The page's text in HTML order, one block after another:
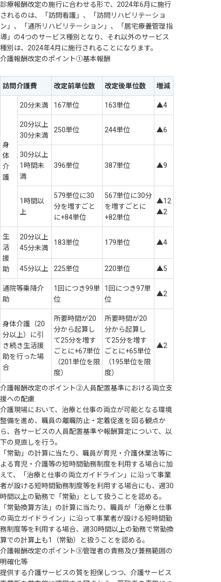
診療報酬改定の施行に合わせる形で、2024年6月に施行
されるのは、「訪問看護」、「訪問リハビリテーショ
ン」、「通所リハビリテーション」、「居宅療養管理指
導」の4つのサービス種別となり、それ以外のサービス
種別は、2024年4月に施行されることになります。
介護報酬改定のポイント①基本報酬
訪問介護費 改定前単位数 改定後単位数 増減
身
体
介
護
20分未満 167単位 163単位 ▲4
20分以上
30分未満
250単位 244単位 ▲6
30分以上
1時間未
満
396単位 387単位 ▲9
1時間以
上
579単位に30
分を増すごと
に+84単位
567単位に30分
を増すごとに
+82単位
▲12
▲2
生
活
援
助
20分以上
45分未満
183単位 179単位 ▲4
45分以上 225単位 220単位 ▲5
通院等乗降介
助
1回につき99単
位
1回につき97単
位
▲2
身体介護（20
分以上）に引
き続き生活援
助を行った場
合
所要時間が20
分から起算し
て25分を増す
ごとに+67単位
（201単位を限
度）
所要時間が20
分から起算し
て25分を増す
ごとに+65単位
（195単位を限
度）
▲2
介護報酬改定のポイント②人員配置基準における両立支
援への配慮
介護現場において、治療と仕事の両立が可能となる環境
整備を進め、職員の離職防止・定着促進を図る観点か
ら、各サービスの人員配置基準や報酬算定について、以
下の見直しを行う。
「常勤」の計算に当たり、職員が育児・介護休業法等に
よる育児・介護等の短時間勤務制度を利用する場合に加
えて、「治療と仕事の両立ガイドライン」に沿って事業
者が設ける短時間勤務制度等を利用する場合にも、週30
時間以上の勤務で「常勤」として扱うことを認める。
「常勤換算方法」の計算に当たり、職員が「治療と仕事
の両立ガイドライン」に沿って事業者が設ける短時間勤
務制度等を利用する場合、週30時間以上の勤務で常勤換
算での計算上も1（常勤）と扱うことを認める。
介護報酬改定のポイント③管理者の責務及び兼務範囲の
明確化等
提供する介護サービスの質を担保しつつ、介護サービス